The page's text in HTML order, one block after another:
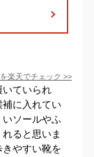
楽天でチェック >>
ていられ
に入れてい
ソールやふ
ると思いま
やすい靴を